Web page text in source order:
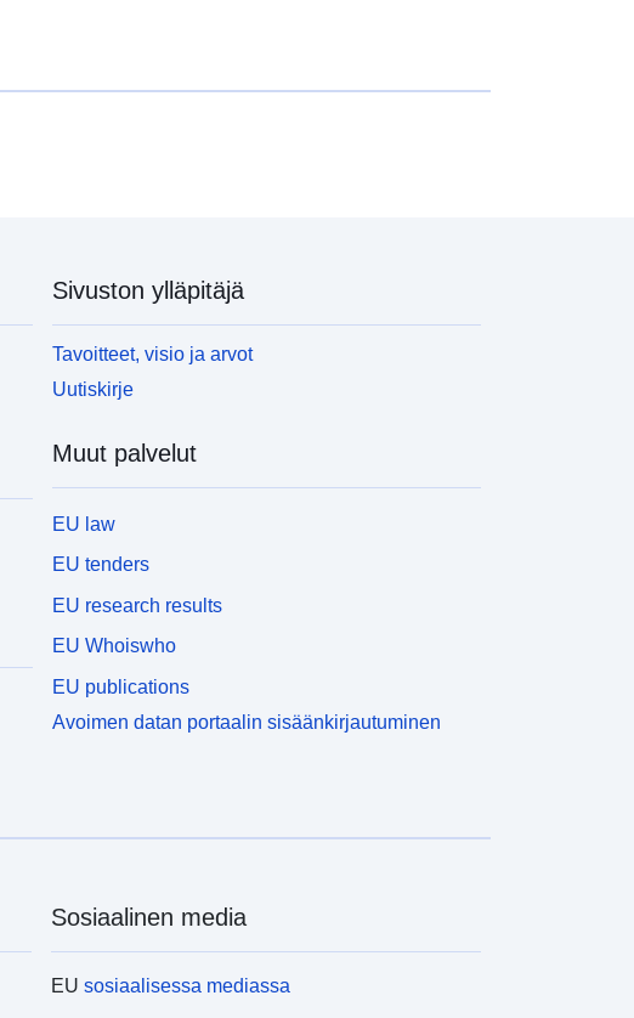
Sivuston ylläpitäjä
Tavoitteet, visio ja arvot
Uutiskirje
Muut palvelut
EU law
EU tenders
EU research results
EU Whoiswho
EU publications
Avoimen datan portaalin sisäänkirjautuminen
Sosiaalinen media
EUsosiaalisessa mediassa